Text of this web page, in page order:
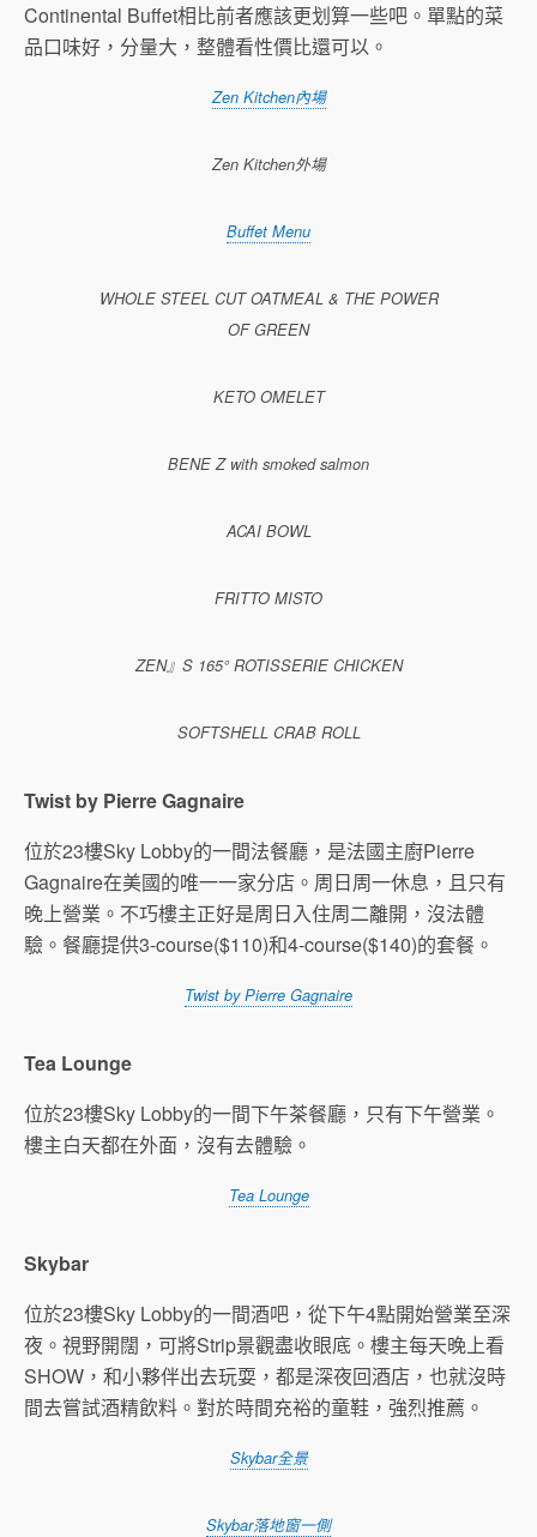
Continental Buffet相比前者應該更划算一些吧。單點的菜
品口味好，分量大，整體看性價比還可以。
Zen Kitchen內場
Zen Kitchen外場
Buffet Menu
WHOLE STEEL CUT OATMEAL & THE POWER
OF GREEN
KETO OMELET
BENE Z with smoked salmon
ACAI BOWL
FRITTO MISTO
ZEN』S 165° ROTISSERIE CHICKEN
SOFTSHELL CRAB ROLL
Twist by Pierre Gagnaire
位於23樓Sky Lobby的一間法餐廳，是法國主廚Pierre
Gagnaire在美國的唯一一家分店。周日周一休息，且只有
晚上營業。不巧樓主正好是周日入住周二離開，沒法體
驗。餐廳提供3-course($110)和4-course($140)的套餐。
Twist by Pierre Gagnaire
Tea Lounge
位於23樓Sky Lobby的一間下午茶餐廳，只有下午營業。
樓主白天都在外面，沒有去體驗。
Tea Lounge
Skybar
位於23樓Sky Lobby的一間酒吧，從下午4點開始營業至深
夜。視野開闊，可將Strip景觀盡收眼底。樓主每天晚上看
SHOW，和小夥伴出去玩耍，都是深夜回酒店，也就沒時
間去嘗試酒精飲料。對於時間充裕的童鞋，強烈推薦。
Skybar全景
Skybar落地窗一側